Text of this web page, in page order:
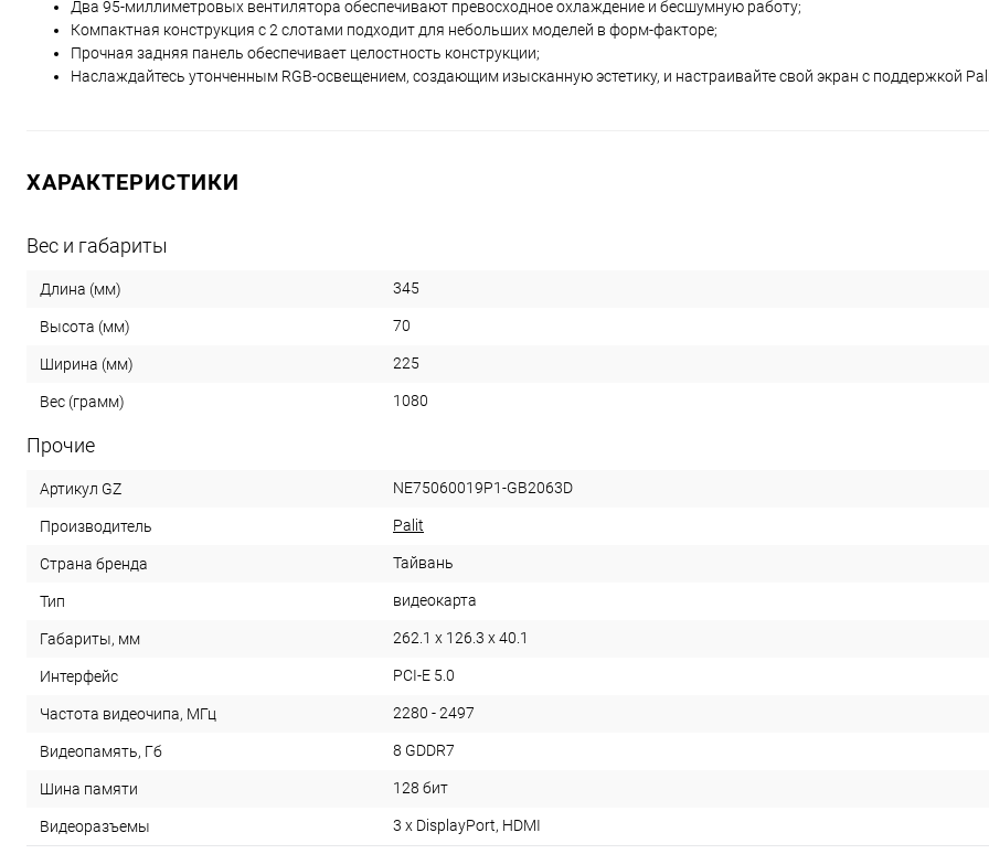
Два 95-миллиметровых вентилятора обеспечивают превосходное охлаждение и бесшумную работу;
Компактная конструкция с 2 слотами подходит для небольших моделей в форм-факторе;
Прочная задняя панель обеспечивает целостность конструкции;
Наслаждайтесь утонченным RGB-освещением, создающим изысканную эстетику, и настраивайте свой экран с поддержкой
ХАРАКТЕРИСТИКИ
Вес и габариты
Длина (мм) 345
Высота (мм) 70
Ширина (мм) 225
Вес (грамм) 1080
Прочие
Артикул GZ NE75060019P1-GB2063D
Производитель Palit
Страна бренда Тайвань
Тип видеокарта
Габариты, мм 262.1 x 126.3 x 40.1
Интерфейс PCI-E 5.0
Частота видеочипа, МГц 2280 - 2497
Видеопамять, Гб 8 GDDR7
Шина памяти 128 бит
Видеоразъемы 3 x DisplayPort, HDMI